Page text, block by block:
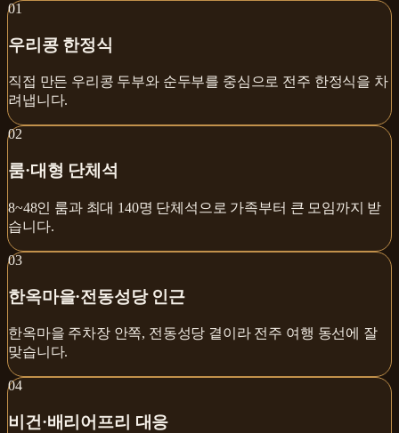
01
우리콩 한정식
직접 만든 우리콩 두부와 순두부를 중심으로 전주 한정식을 차
려냅니다.
02
룸·대형 단체석
8~48인 룸과 최대 140명 단체석으로 가족부터 큰 모임까지 받
습니다.
03
한옥마을·전동성당 인근
한옥마을 주차장 안쪽, 전동성당 곁이라 전주 여행 동선에 잘
맞습니다.
04
비건·배리어프리 대응